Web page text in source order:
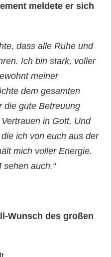
meldete er sich
dass alle Ruhe und
Ich bin stark, voller
meiner
dem gesamten
die gute Betreuung
in Gott. Und
ich von euch aus der
mich voller Energie.
sehen auch.“
Wunsch des großen